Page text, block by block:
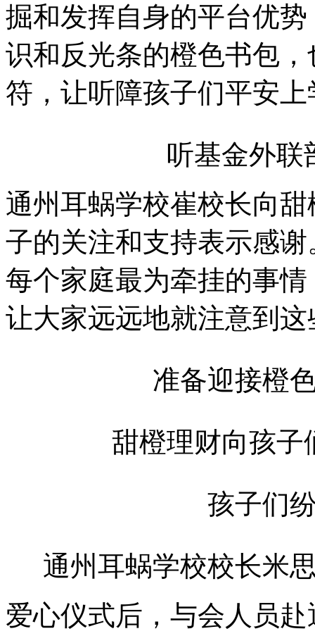
掘和发挥自身的平台优
识和反光条的橙色书包
符，让听障孩子们平安
听基金外联
通州耳蜗学校崔校长向
子的关注和支持表示感
每个家庭最为牵挂的事
让大家远远地就注意到
准备迎接橙
甜橙理财向孩子
孩子们
通州耳蜗学校校长米
爱心仪式后，与会人员